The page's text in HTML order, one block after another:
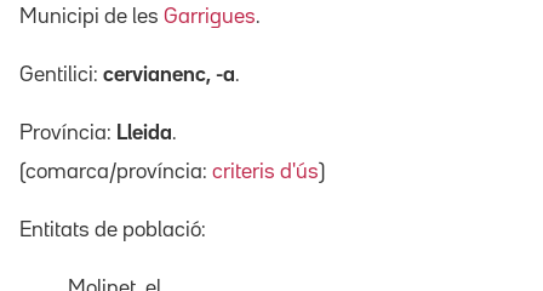
Municipi de les Garrigues.
Gentilici: cervianenc, -a.
Província: Lleida.
(comarca/província: criteris d'ús)
Entitats de població: